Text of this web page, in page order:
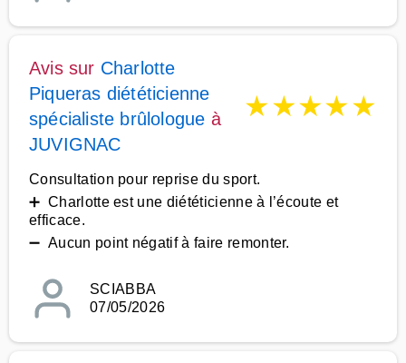
Avis sur Charlotte
Piqueras diététicienne
spécialiste brûlologue à
JUVIGNAC
★★★★★
Consultation pour reprise du sport.
➕ Charlotte est une diététicienne à l’écoute et
efficace.
➖ Aucun point négatif à faire remonter.
SCIABBA
07/05/2026